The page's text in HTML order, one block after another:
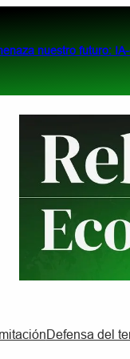
nuestro futuro:
Defensa del